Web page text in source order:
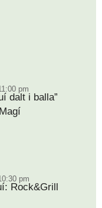
pm
dalt i balla”
pm
Rock&Grill